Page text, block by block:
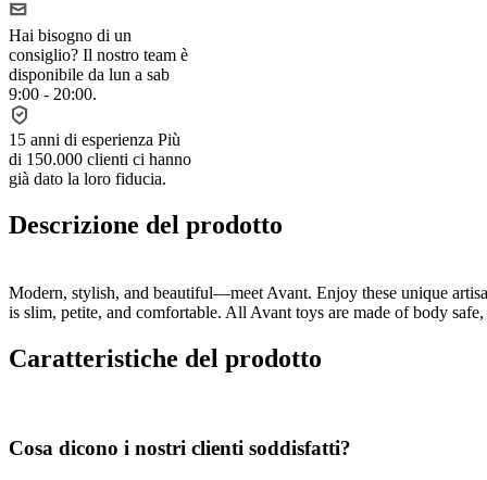
Hai bisogno di un
consiglio? Il nostro team è
disponibile da lun a sab
9:00 - 20:00.
15 anni di esperienza Più
di 150.000 clienti ci hanno
già dato la loro fiducia.
Descrizione del prodotto
Modern, stylish, and beautiful—meet Avant. Enjoy these unique
is slim, petite, and comfortable. All Avant toys are made of body
Caratteristiche del prodotto
Cosa dicono i nostri clienti soddisfatti?